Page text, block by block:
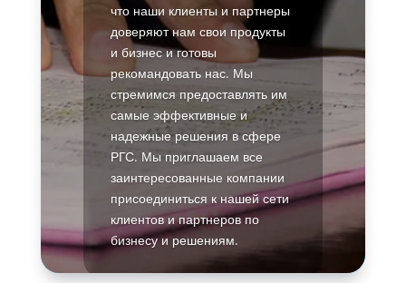
что наши клиенты и партнеры
доверяют нам свои продукты
и бизнес и готовы
рекомандовать нас. Мы
стремимся предоставлять им
самые эффективные и
надежные решения в сфере
РГС. Мы приглашаем все
заинтересованные компании
присоединиться к нашей сети
клиентов и партнеров по
бизнесу и решениям.